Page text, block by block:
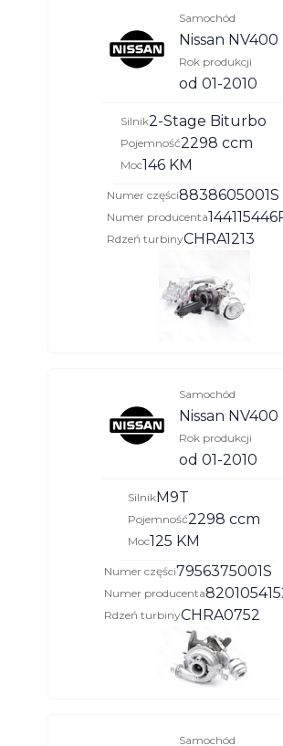
Samochód
Nissan NV400
Rok produkcji
od 01-2010
Silnik2-Stage Biturbo
Pojemność2298 ccm
Moc146 KM
Numer części8838605001S
Numer producenta
Rdzeń turbinyCHRA1213
Samochód
Nissan NV400
Rok produkcji
od 01-2010
SilnikM9T
Pojemność2298 ccm
Moc125 KM
Numer części7956375001S
Numer producenta
Rdzeń turbinyCHRA0752
Samochód